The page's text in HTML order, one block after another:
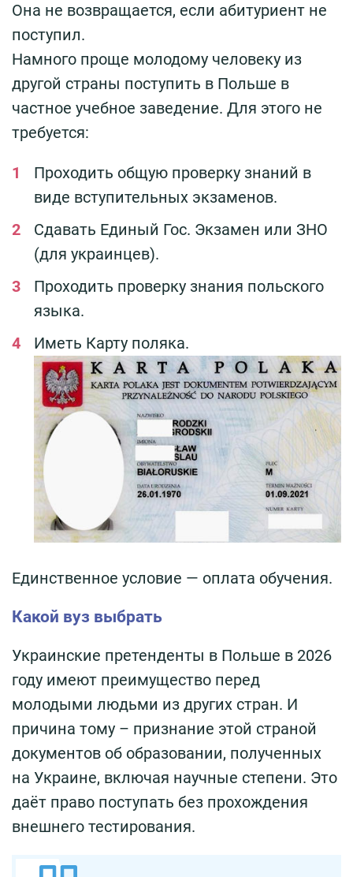
Она не возвращается, если абитуриент не
поступил.
Намного проще молодому человеку из
другой страны поступить в Польше в
частное учебное заведение. Для этого не
требуется:
Проходить общую проверку знаний в
виде вступительных экзаменов.
Сдавать Единый Гос. Экзамен или ЗНО
(для украинцев).
Проходить проверку знания польского
языка.
Иметь Карту поляка.
Единственное условие — оплата обучения.
Какой вуз выбрать
Украинские претенденты в Польше в 2026
году имеют преимущество перед
молодыми людьми из других стран. И
причина тому – признание этой страной
документов об образовании, полученных
на Украине, включая научные степени. Это
даёт право поступать без прохождения
внешнего тестирования.